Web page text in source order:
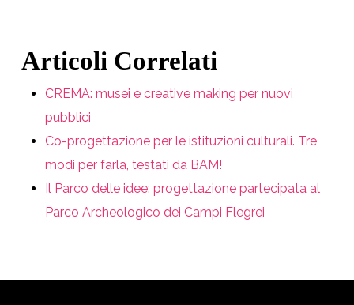
Articoli Correlati
CREMA: musei e creative making per nuovi
pubblici
Co-progettazione per le istituzioni culturali. Tre
modi per farla, testati da BAM!
Il Parco delle idee: progettazione partecipata al
Parco Archeologico dei Campi Flegrei